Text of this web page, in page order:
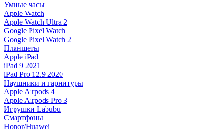
Умные часы
Apple Watch
Apple Watch Ultra 2
Google Pixel Watch
Google Pixel Watch 2
Планшеты
Apple iPad
iPad 9 2021
iPad Pro 12.9 2020
Наушники и гарнитуры
Apple Airpods 4
Apple Airpods Pro 3
Игрушки Labubu
Смартфоны
Honor/Huawei